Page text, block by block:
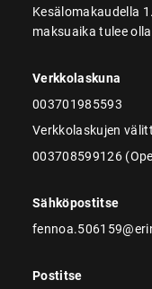
Kesälomakaudella
maksuaika tulee
Verkkolaskuna
003701985593
Verkkolaskujen
003708599126
Sähköpostitse
Postitse